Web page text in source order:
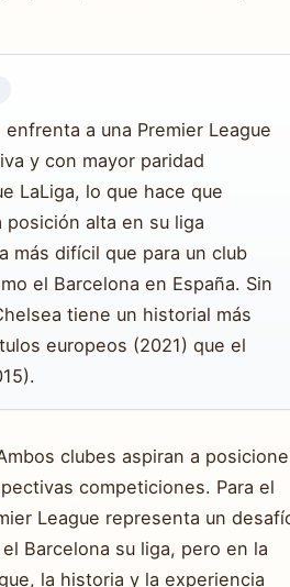
enfrenta a una Premier League
y con mayor paridad
LaLiga, lo que hace que
posición alta en su liga
más difícil que para un club
el Barcelona en España. Sin
tiene un historial más
europeos (2021) que el
clubes aspiran a
competiciones. Para el
League representa un
Barcelona su liga, pero en la
la historia y la experiencia